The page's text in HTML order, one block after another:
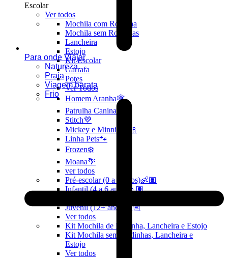
Escolar
Ver todos
Mochila com Rodinha
Mochila sem Rodinhas
Lancheira
Estojo
Kit Escolar
Garrafa
Potes
Ver Todos
Homem Aranha🕸️
Patrulha Canina🐶
Stitch💜
Mickey e Minnie🐭🎀
Linha Pets🐾
Frozen❄️
Moana🌴
ver todos
Pré-escolar (0 a 3 anos)👶🏽
Infantil (4 a 6 anos)👦🏽
Juvenil (12+ anos)👨🏽
Ver todos
Kit Mochila de Rodinha, Lancheira e Estojo
Kit Mochila sem Rodinhas, Lancheira e
Estojo
Ver todos
Para onde Viajar
Natureza
Praia
Viagem barata
Frio